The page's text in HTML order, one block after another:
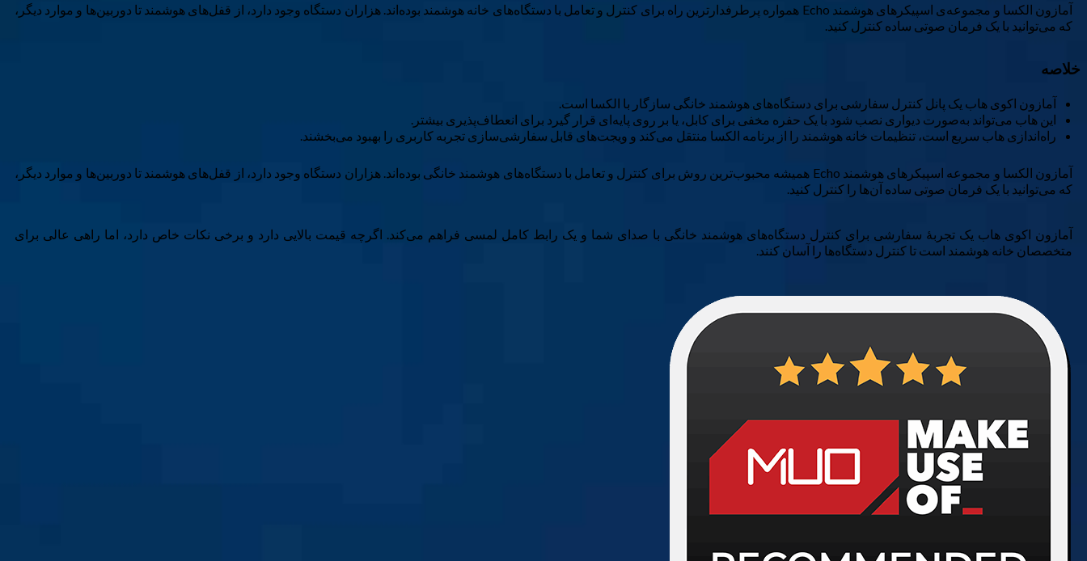
آمازون الکسا و مجموعه‌ی اسپیکرهای هوشمند Echo همواره پرطرفدارترین راه برای کنترل و تعامل با دستگاه‌های خانه هوشمند بوده‌اند. هزاران دستگاه وجود دارد، از قفل‌های هوشمند تا دوربین‌ها و موارد دیگر،
که می‌توانید با یک فرمان صوتی ساده کنترل کنید.
خلاصه
آمازون اکوی هاب یک پانل کنترل سفارشی برای دستگاه‌های هوشمند خانگی سازگار با الکسا است.
این هاب می‌تواند به‌صورت دیواری نصب شود با یک حفره مخفی برای کابل، یا بر روی پایه‌ای قرار گیرد برای انعطاف‌پذیری بیشتر.
راه‌اندازی هاب سریع است، تنظیمات خانه هوشمند را از برنامه الکسا منتقل می‌کند و ویجت‌های قابل سفارشی‌سازی تجربه کاربری را بهبود می‌بخشند.
آمازون الکسا و مجموعه اسپیکرهای هوشمند Echo همیشه محبوب‌ترین روش برای کنترل و تعامل با دستگاه‌های هوشمند خانگی بوده‌اند. هزاران دستگاه وجود دارد، از قفل‌های هوشمند تا دوربین‌ها و موارد دیگر،
که می‌توانید با یک فرمان صوتی ساده آن‌ها را کنترل کنید.
آمازون اکوی هاب یک تجربهٔ سفارشی برای کنترل دستگاه‌های هوشمند خانگی با صدای شما و یک رابط کامل لمسی فراهم می‌کند. اگرچه قیمت بالایی دارد و برخی نکات خاص دارد، اما راهی عالی برای
متخصصان خانه هوشمند است تا کنترل دستگاه‌ها را آسان کنند.